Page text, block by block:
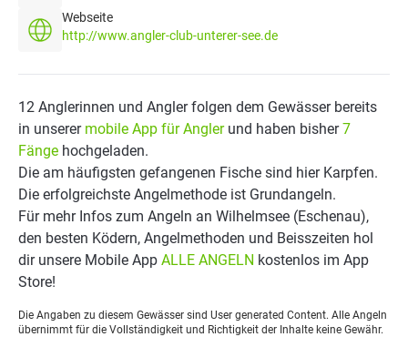
Webseite
http://www.angler-club-unterer-see.de
12 Anglerinnen und Angler folgen dem Gewässer bereits
in unserer mobile App für Anglerund haben bisher7
Fänge hochgeladen.
Die am häufigsten gefangenen Fische sind hier Karpfen.
Die erfolgreichste Angelmethode ist Grundangeln.
Für mehr Infos zum Angeln an Wilhelmsee (Eschenau),
den besten Ködern, Angelmethoden und Beisszeiten hol
dir unsere Mobile App ALLE ANGELN kostenlos im App
Store!
Die Angaben zu diesem Gewässer sind User generated Content. Alle Angeln
übernimmt für die Vollständigkeit und Richtigkeit der Inhalte keine Gewähr.